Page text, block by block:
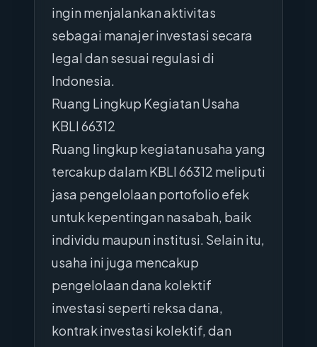
ingin menjalankan aktivitas
sebagai manajer investasi secara
legal dan sesuai regulasi di
Indonesia.
Ruang Lingkup Kegiatan Usaha
KBLI 66312
Ruang lingkup kegiatan usaha yang
tercakup dalam KBLI 66312 meliputi
jasa pengelolaan portofolio efek
untuk kepentingan nasabah, baik
individu maupun institusi. Selain itu,
usaha ini juga mencakup
pengelolaan dana kolektif
investasi seperti reksa dana,
kontrak investasi kolektif, dan